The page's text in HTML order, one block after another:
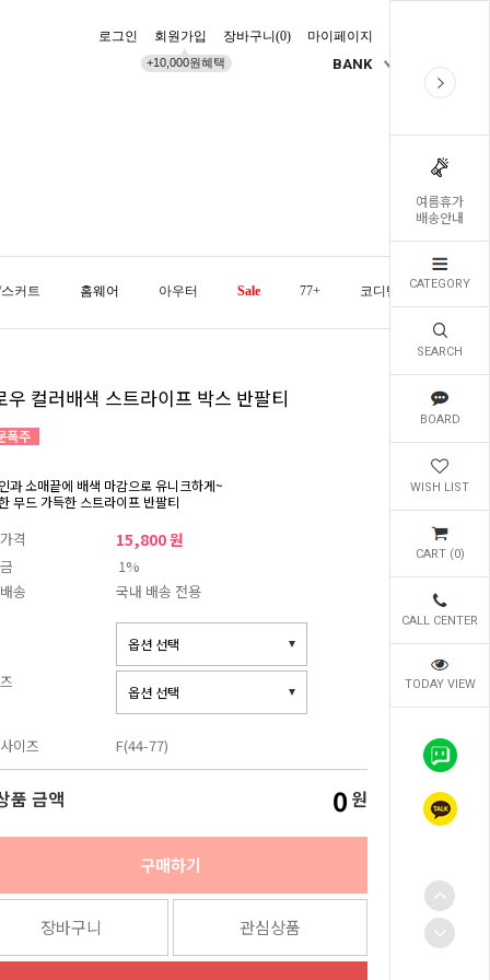
여름휴가
배송안내
CATEGORY
SEARCH
BOARD
WISH LIST
CART (0)
CALL CENTER
TODAY VIEW
로그인 회원가입
+10,000원혜택
장바구니(0) 마이페이지
BANK
커트 홈웨어 아우터 Sale 77+ 코디템 오늘발송
우 컬러배색 스트라이프 박스 반팔티
과 소매끝에 배색 마감으로 유니크하게~
무드 가득한 스트라이프 반팔티
격 15,800 원
1%
송
국내 배송 전용
이즈 F(44-77)
품 금액 0 원
구매하기
장바구니 관심상품